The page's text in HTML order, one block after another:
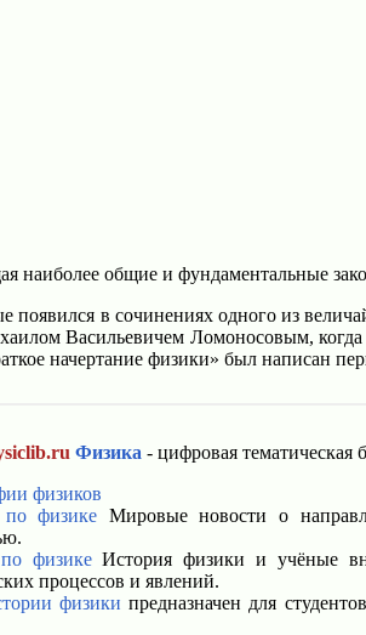
наиболее общие и фундаментальные
появился в сочинениях одного из
Васильевичем Ломоносовым,
начертание физики» был написан
Физика - цифровая тематическая
физиков
по физике Мировые новости о
физикеИстория физики и учёные
процессов и явлений.
физики предназначен для